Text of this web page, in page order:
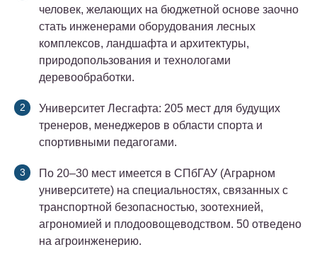
человек, желающих на бюджетной основе заочно
стать инженерами оборудования лесных
комплексов, ландшафта и архитектуры,
природопользования и технологами
деревообработки.
Университет Лесгафта: 205 мест для будущих
тренеров, менеджеров в области спорта и
спортивными педагогами.
По 20–30 мест имеется в СПбГАУ (Аграрном
университете) на специальностях, связанных с
транспортной безопасностью, зоотехнией,
агрономией и плодоовощеводством. 50 отведено
на агроинженерию.